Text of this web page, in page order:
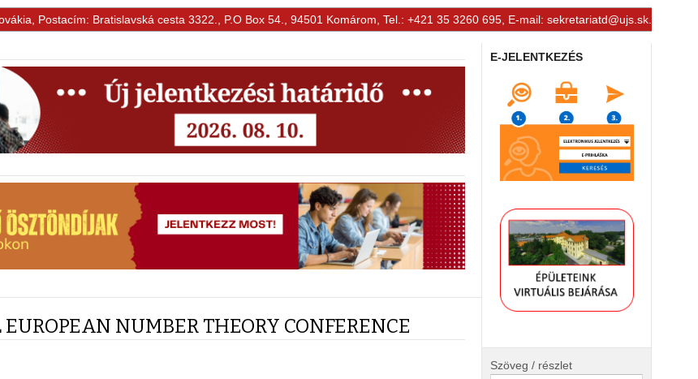
Postacím: Bratislavská cesta 3322., P.O Box 54., 94501 Komárom, Tel.: +421 35 3260 695, E-mail: sekretariatd@ujs.sk
NUMBER THEORY CONFERENCE
E-JELENTKEZÉS
Szöveg / részlet